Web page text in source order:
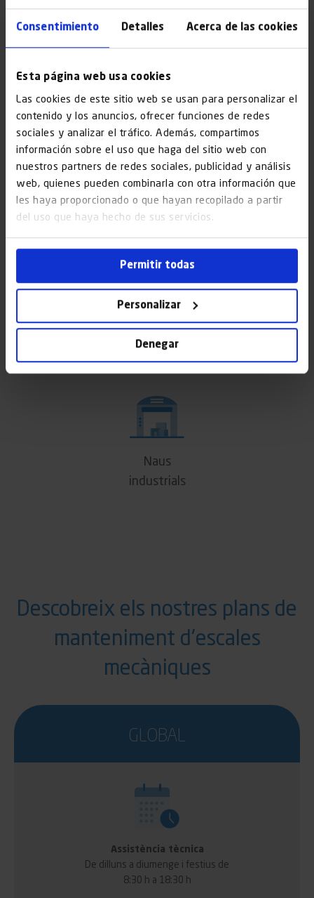
Consentimiento Detalles Acerca de las cookies
Esta página web usa cookies
Las cookies de este sitio web se usan para personalizar el
contenido y los anuncios, ofrecer funciones de redes
sociales y analizar el tráfico. Además, compartimos
información sobre el uso que haga del sitio web con
nuestros partners de redes sociales, publicidad y análisis
web, quienes pueden combinarla con otra información que
les haya proporcionado o que hayan recopilado a partir
del uso que haya hecho de sus servicios.
Permitir todas
Personalizar
Denegar
Restaurants
Hotels
Escoles
Naus
industrials
Descobreix els nostres plans de
manteniment d'escales
mecàniques
GLOBAL
Assistència tècnica
De dilluns a diumenge i festius de
8:30 h a 18:30 h